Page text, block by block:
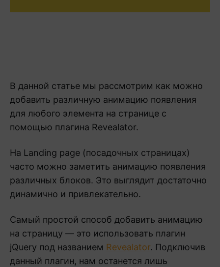
В данной статье мы рассмотрим как можно
добавить различную анимацию появления
для любого элемента на странице с
помощью плагина Revealator.
На Landing page (посадочных страницах)
часто можно заметить анимацию появления
различных блоков. Это выглядит достаточно
динамично и привлекательно.
Самый простой способ добавить анимацию
на страницу — это использовать плагин
jQuery под названием Revealator. Подключив
данный плагин, нам останется лишь